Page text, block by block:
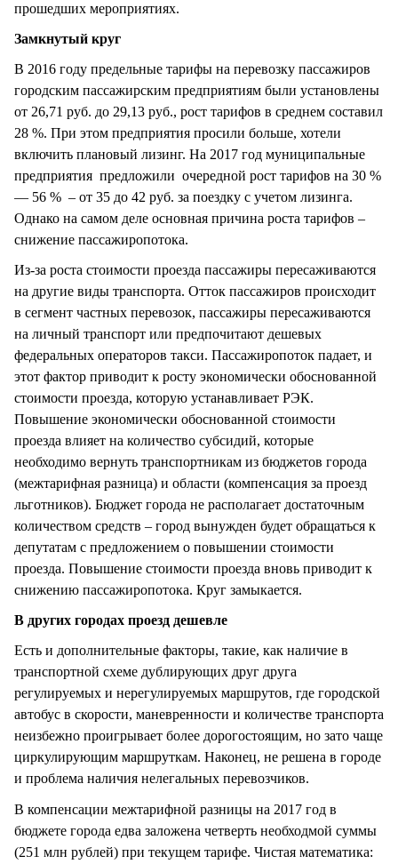
прошедших мероприятиях.
Замкнутый круг
В 2016 году предельные тарифы на перевозку пассажиров
городским пассажирским предприятиям были установлены
от 26,71 руб. до 29,13 руб., рост тарифов в среднем составил
28 %. При этом предприятия просили больше, хотели
включить плановый лизинг. На 2017 год муниципальные
предприятия предложили очередной рост тарифов на 30 %
— 56 % – от 35 до 42 руб. за поездку с учетом лизинга.
Однако на самом деле основная причина роста тарифов –
снижение пассажиропотока.
Из-за роста стоимости проезда пассажиры пересаживаются
на другие виды транспорта. Отток пассажиров происходит
в сегмент частных перевозок, пассажиры пересаживаются
на личный транспорт или предпочитают дешевых
федеральных операторов такси. Пассажиропоток падает, и
этот фактор приводит к росту экономически обоснованной
стоимости проезда, которую устанавливает РЭК.
Повышение экономически обоснованной стоимости
проезда влияет на количество субсидий, которые
необходимо вернуть транспортникам из бюджетов города
(межтарифная разница) и области (компенсация за проезд
льготников). Бюджет города не располагает достаточным
количеством средств – город вынужден будет обращаться к
депутатам с предложением о повышении стоимости
проезда. Повышение стоимости проезда вновь приводит к
снижению пассажиропотока. Круг замыкается.
В других городах проезд дешевле
Есть и дополнительные факторы, такие, как наличие в
транспортной схеме дублирующих друг друга
регулируемых и нерегулируемых маршрутов, где городской
автобус в скорости, маневренности и количестве транспорта
неизбежно проигрывает более дорогостоящим, но зато чаще
циркулирующим маршруткам. Наконец, не решена в городе
и проблема наличия нелегальных перевозчиков.
В компенсации межтарифной разницы на 2017 год в
бюджете города едва заложена четверть необходмой суммы
(251 млн рублей) при текущем тарифе. Чистая математика: